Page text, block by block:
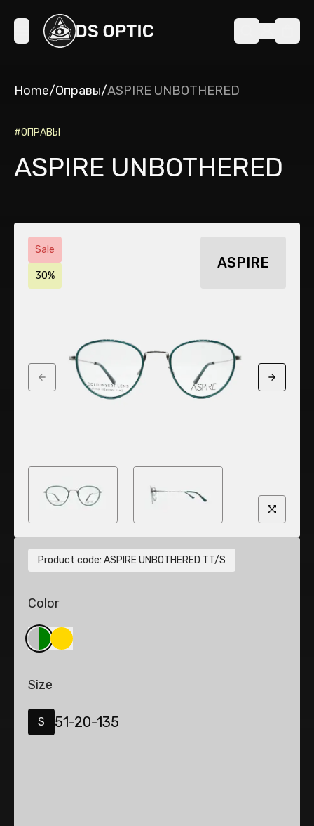
Home/Оправы/ASPIRE UNBOTHERED
#ОПРАВЫ
ASPIRE UNBOTHERED
Sale
30%
ASPIRE
Previous slide Next
Product code: ASPIRE UNBOTHERED TT/S
Color
Size
S 51-20-135